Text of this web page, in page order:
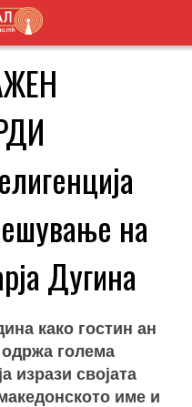
на
Дугина
како гостин ан
голема
изрази својата
име и